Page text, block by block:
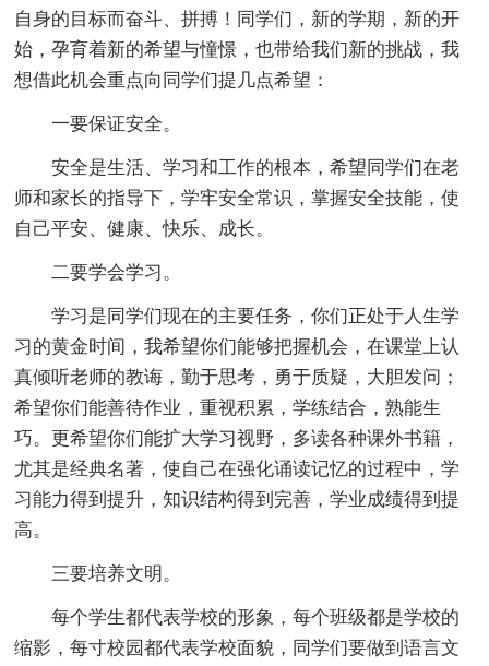
自身的目标而奋斗、拼搏！同学们，新的学期，新的开
始，孕育着新的希望与憧憬，也带给我们新的挑战，我
想借此机会重点向同学们提几点希望：
一要保证安全。
安全是生活、学习和工作的根本，希望同学们在老
师和家长的指导下，学牢安全常识，掌握安全技能，使
自己平安、健康、快乐、成长。
二要学会学习。
学习是同学们现在的主要任务，你们正处于人生学
习的黄金时间，我希望你们能够把握机会，在课堂上认
真倾听老师的教诲，勤于思考，勇于质疑，大胆发问；
希望你们能善待作业，重视积累，学练结合，熟能生
巧。更希望你们能扩大学习视野，多读各种课外书籍，
尤其是经典名著，使自己在强化诵读记忆的过程中，学
习能力得到提升，知识结构得到完善，学业成绩得到提
高。
三要培养文明。
每个学生都代表学校的形象，每个班级都是学校的
缩影，每寸校园都代表学校面貌，同学们要做到语言文